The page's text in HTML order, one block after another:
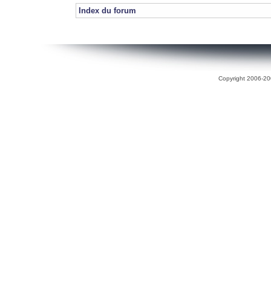
Index du forum
Copyright 2006-